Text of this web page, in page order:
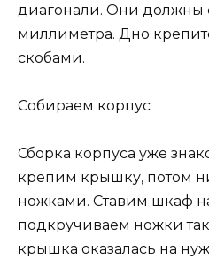
диагонали. Они должны
миллиметра. Дно
скобами.
Собираем корпус
Сборка корпуса уже
крепим крышку, потом
ножками. Ставим шкаф
подкручиваем ножки
крышка оказалась на